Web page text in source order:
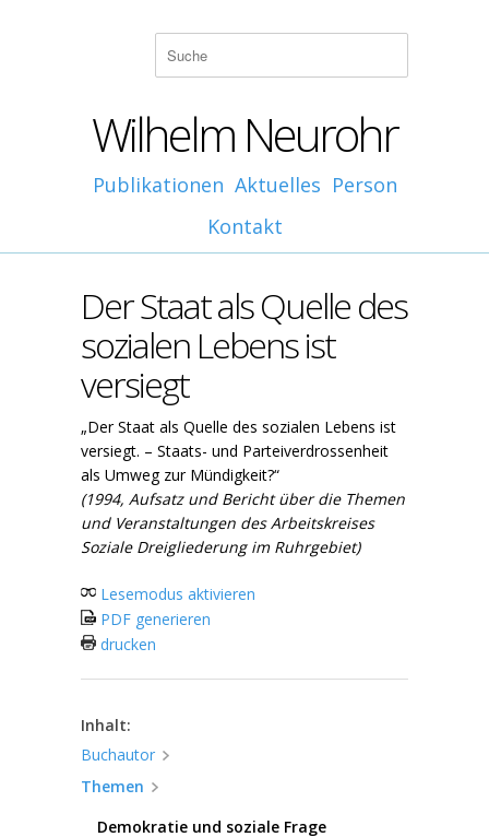
Wilhelm Neurohr
Publikationen Aktuelles Person
Kontakt
Der Staat als Quelle des
sozialen Lebens ist
versiegt
„Der Staat als Quelle des sozialen Lebens ist
versiegt. – Staats- und Parteiverdrossenheit
als Umweg zur Mündigkeit?“
(1994, Aufsatz und Bericht über die Themen
und Veranstaltungen des Arbeitskreises
Soziale Dreigliederung im Ruhrgebiet)
Lesemodus aktivieren
PDF generieren
drucken
Inhalt:
Buchautor
Themen
Demokratie und soziale Frage